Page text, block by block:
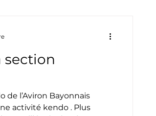
Escalade
section
activité kendo . Plus